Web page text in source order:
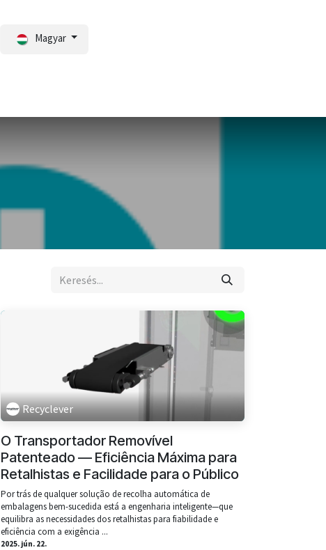
Magyar
Recyclever
O Transportador Removível
Patenteado — Eficiência Máxima para
Retalhistas e Facilidade para o Público
Por trás de qualquer solução de recolha automática de
embalagens bem-sucedida está a engenharia inteligente—que
equilibra as necessidades dos retalhistas para fiabilidade e
eficiência com a exigência ...
2025. jún. 22.